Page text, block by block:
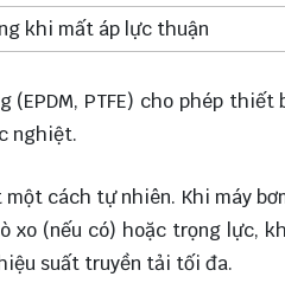
khi mất áp lực thuận
PTFE) cho phép
nghiệt.
cách tự nhiên. Khi máy
(nếu có) hoặc trọng lực,
suất truyền tải tối đa.